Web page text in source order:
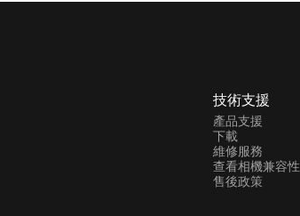
技術支援
產品支援
下載
維修服務
查看相機兼容性
售後政策